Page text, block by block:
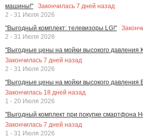
машины!"
Закончилась 7 дней назад
2 - 31 Июля 2026
"Выгодный комплект: телевизоры LG!"
2 - 31 Июля 2026
"Выгодные цены на мойки высокого давления
Закончилась 7 дней назад
2 - 31 Июля 2026
"Выгодные цены на мойки высокого давления
Закончилась 18 дней назад
1 - 20 Июля 2026
"Выгодный комплект при покупке смартфона
Закончилась 7 дней назад
1 - 31 Июля 2026